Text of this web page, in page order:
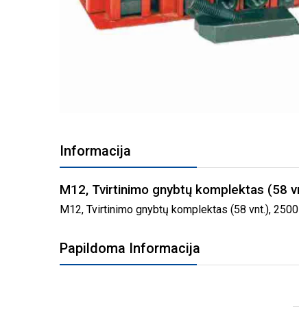
PAVEIKSLĖLIŲ
GALERIJOS
Informacija
M12, Tvirtinimo gnybtų komplektas (58
M12, Tvirtinimo gnybtų komplektas (58 vnt.),
Papildoma Informacija